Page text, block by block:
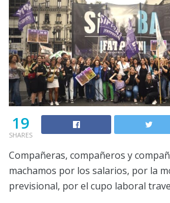
19
SHARES
Compañeras, compañeros y
machamos por los salarios, por la
previsional, por el cupo laboral